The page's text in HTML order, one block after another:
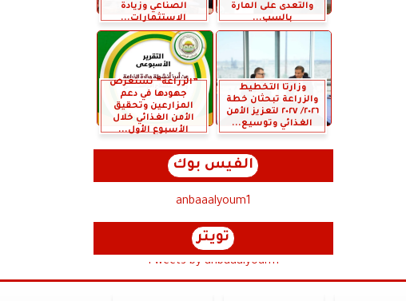
والتعدى على المارة
بالسب...
الصناعي وزيادة
الاستثمارات...
وزارتا التخطيط
والزراعة تبحثان خطة
٢٠٢٦/ ٢٠٢٧ لتعزيز الأمن
الغذائي وتوسيع...
”الزراعة” تستعرض
جهودها في دعم
المزارعين وتحقيق
الأمن الغذائي خلال
الأسبوع الأول...
الفيس بوك
anbaaalyoum1
تويتر
Tweets by anbaaalyoum1